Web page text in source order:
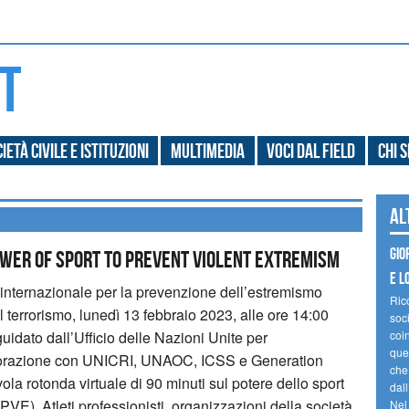
civile e Istituzioni Multimedia Voci dal field Chi
of Sport to Prevent Violent Extremism
per la prevenzione dell’estremismo
lunedì 13 febbraio 2023, alle ore 14:00
dall’Ufficio delle Nazioni Unite per
con UNICRI, UNAOC, ICSS e Generation
rotonda virtuale di 90 minuti sul potere dello sport
e